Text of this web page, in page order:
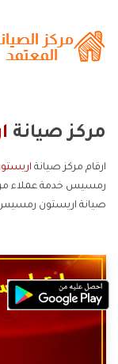
مركز صيانة
ارقام مركز صيانة
رمسيس خدمة عملاء
صيانة اريستون